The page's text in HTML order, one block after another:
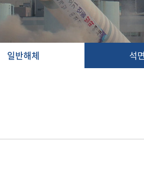
일반해체 석